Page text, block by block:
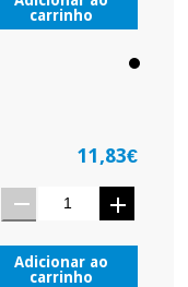
carrinho
11,83€
Adicionar ao
carrinho